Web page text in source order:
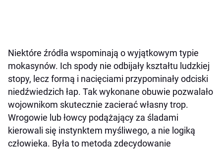
Niektóre źródła wspominają o wyjątkowym typie
mokasynów. Ich spody nie odbijały kształtu ludzkiej
stopy, lecz formą i nacięciami przypominały odciski
niedźwiedzich łap. Tak wykonane obuwie pozwalało
wojownikom skutecznie zacierać własny trop.
Wrogowie lub łowcy podążający za śladami
kierowali się instynktem myśliwego, a nie logiką
człowieka. Była to metoda zdecydowanie